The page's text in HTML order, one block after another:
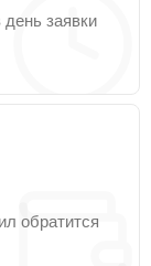
заявки
обратится